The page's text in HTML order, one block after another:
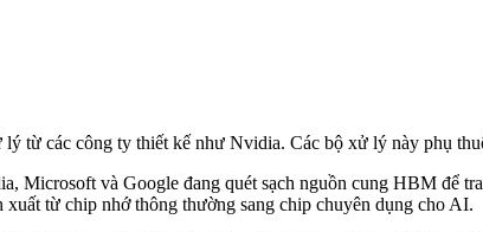
từ các công ty thiết kế như Nvidia. Các bộ xử lý này phụ
Microsoft và Google đang quét sạch nguồn cung HBM để
xuất từ chip nhớ thông thường sang chip chuyên dụng cho AI.